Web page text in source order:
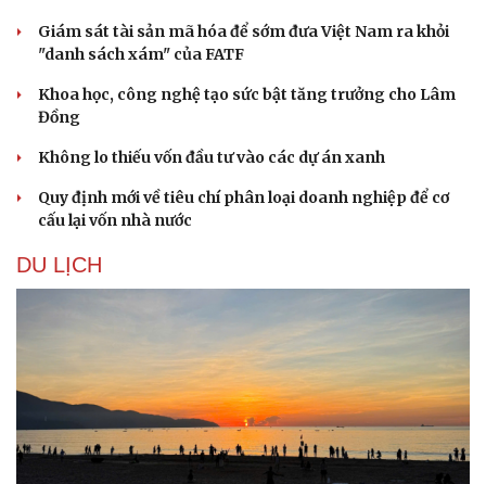
Giám sát tài sản mã hóa để sớm đưa Việt Nam ra khỏi
"danh sách xám" của FATF
Khoa học, công nghệ tạo sức bật tăng trưởng cho Lâm
Đồng
Không lo thiếu vốn đầu tư vào các dự án xanh
Quy định mới về tiêu chí phân loại doanh nghiệp để cơ
cấu lại vốn nhà nước
DU LỊCH